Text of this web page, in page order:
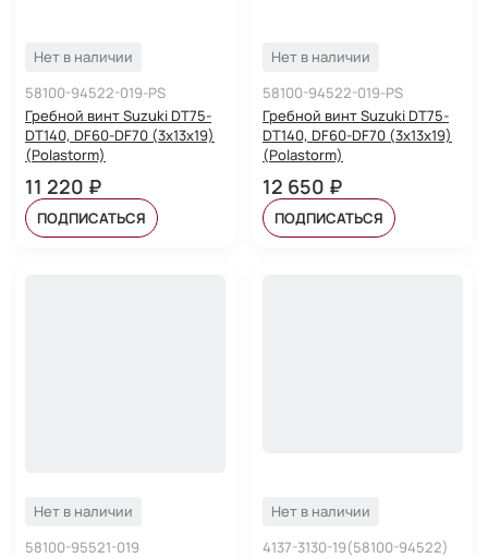
Нет в наличии
58100-94522-019-PS
Гребной винт Suzuki DT75-
DT140, DF60-DF70 (3x13x19)
(Polastorm)
11 220 ₽
ПОДПИСАТЬСЯ
Нет в наличии
58100-94522-019-PS
Гребной винт Suzuki DT75-
DT140, DF60-DF70 (3x13x19)
(Polastorm)
12 650 ₽
ПОДПИСАТЬСЯ
Нет в наличии
58100-95521-019
Нет в наличии
4137-3130-19(58100-94522)